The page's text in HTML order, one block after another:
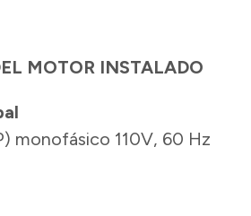
MOTOR INSTALADO
monofásico 110V, 60 Hz